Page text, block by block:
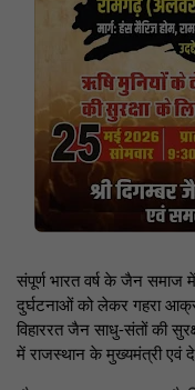
संपूर्ण भारत वर्ष के जैन समाज
दुर्घटनाओं को लेकर गहरा
विहाररत जैन साधु-संतों की
में राजस्थान के मुख्यमंत्री एवं